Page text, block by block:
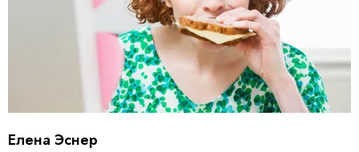
Елена Эснер